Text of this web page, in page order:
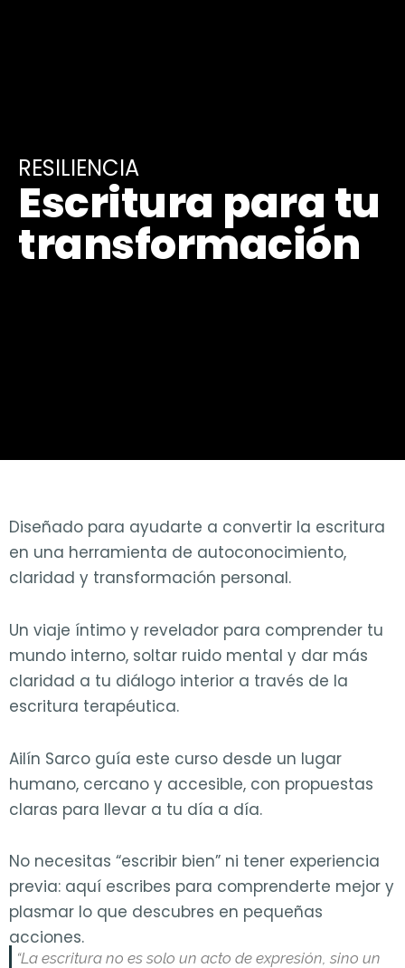
RESILIENCIA
Escritura para tu
transformación
Diseñado para ayudarte a convertir la escritura
en una herramienta de autoconocimiento,
claridad y transformación personal.
Un viaje íntimo y revelador para comprender tu
mundo interno, soltar ruido mental y dar más
claridad a tu diálogo interior a través de la
escritura terapéutica.
Ailín Sarco guía este curso desde un lugar
humano, cercano y accesible, con propuestas
claras para llevar a tu día a día.
No necesitas “escribir bien” ni tener experiencia
previa: aquí escribes para comprenderte mejor y
plasmar lo que descubres en pequeñas
acciones.
“La escritura no es solo un acto de expresión, sino un